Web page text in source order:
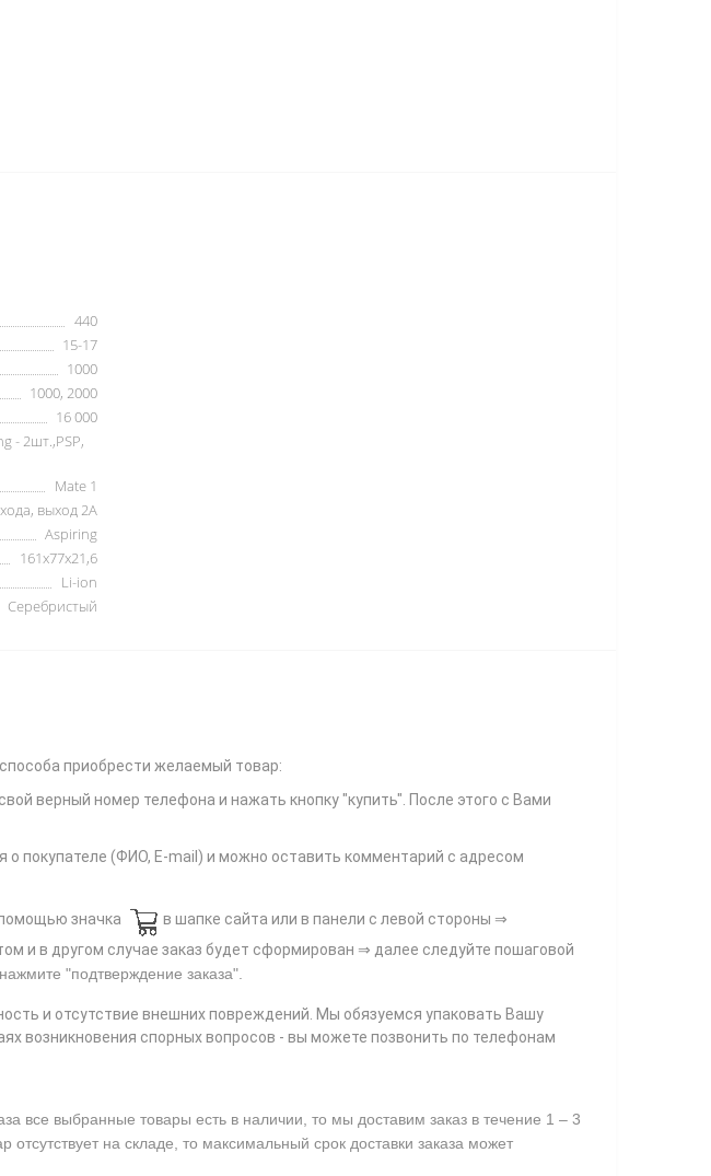
440
15-17
1000
1000, 2000
16 000
- 2шт.,PSP,
Mate 1
выход 2А
Aspiring
161x77x21,6
Li-ion
Серебристый
приобрести желаемый товар:
верный номер телефона и нажать кнопку "купить". После этого с Вами
покупателе (ФИО, E-mail) и можно оставить комментарий с адресом
значка
в шапке сайта или в панели с левой стороны ⇒
и в другом случае заказ будет сформирован ⇒ далее следуйте пошаговой
"подтверждение заказа".
и отсутствие внешних повреждений. Мы обязуемся упаковать Вашу
возникновения спорных вопросов - вы можете позвонить по телефонам
все выбранные товары есть в наличии, то мы доставим заказ в течение 1 – 3
на складе, то максимальный срок доставки заказа может